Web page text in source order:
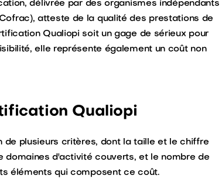
délivrée par des organismes indépendants
atteste de la qualité des prestations de
Qualiopi soit un gage de sérieux pour
elle représente également un coût non
Qualiopi
plusieurs critères, dont la taille et le chiffre
domaines d'activité couverts, et le nombre de
éléments qui composent ce coût.